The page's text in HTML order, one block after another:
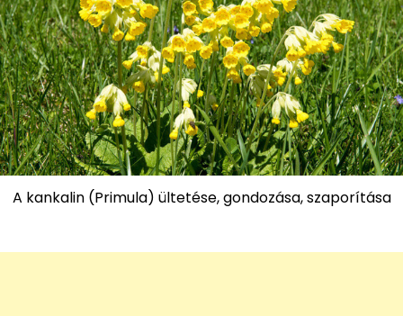
A kankalin (Primula) ültetése, gondozása, szaporítása